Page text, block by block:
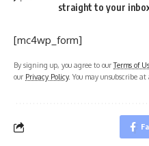
straight to your
[mc4wp_form]
By signing up, you agree to ourTerms of
our Privacy Policy. You may unsubscribe at